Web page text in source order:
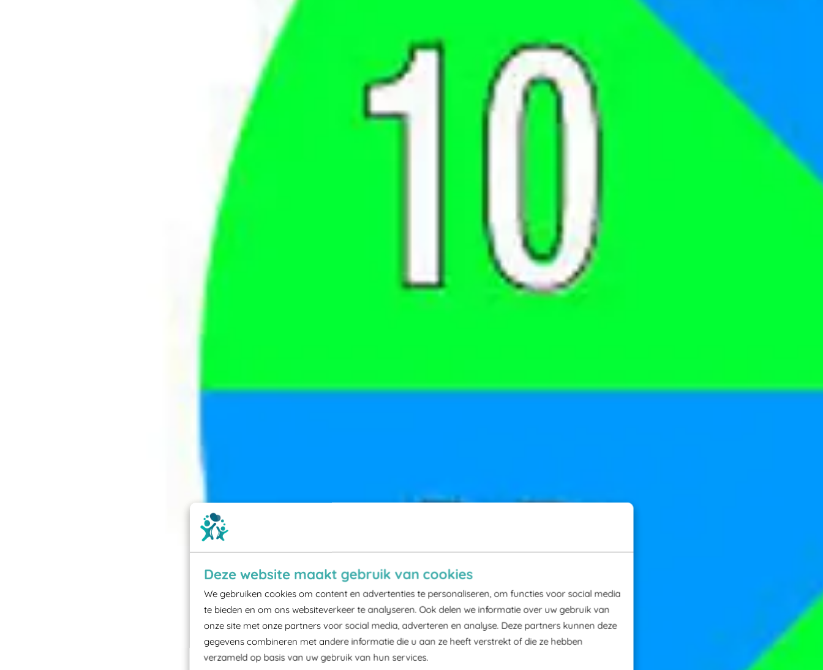
Deze website maakt gebruik van cookies
We gebruiken cookies om content en advertenties te personaliseren, om functies voor social media
te bieden en om ons websiteverkeer te analyseren. Ook delen we informatie over uw gebruik van
onze site met onze partners voor social media, adverteren en analyse. Deze partners kunnen deze
gegevens combineren met andere informatie die u aan ze heeft verstrekt of die ze hebben
verzameld op basis van uw gebruik van hun services.